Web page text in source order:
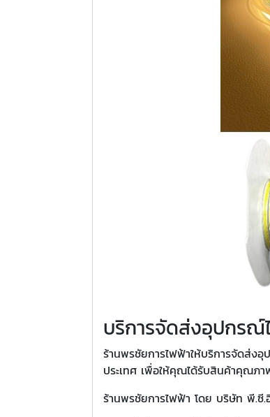
บริการจัดส่งอุปกรณ์
ร้านพรชัยการไฟฟ้าให้บริการจัดส่ง
ประเทศ เพื่อให้คุณได้รับสินค้าคุณภ
ร้านพรชัยการไฟฟ้า โดย บริษัท พี.ซี